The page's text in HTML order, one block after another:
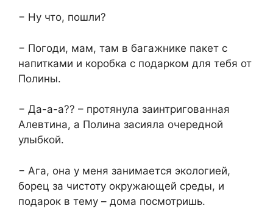
− Ну что, пошли?
− Погоди, мам, там в багажнике пакет с
напитками и коробка с подарком для тебя от
Полины.
− Да-а-а?? – протянула заинтригованная
Алевтина, а Полина засияла очередной
улыбкой.
− Ага, она у меня занимается экологией,
борец за чистоту окружающей среды, и
подарок в тему – дома посмотришь.